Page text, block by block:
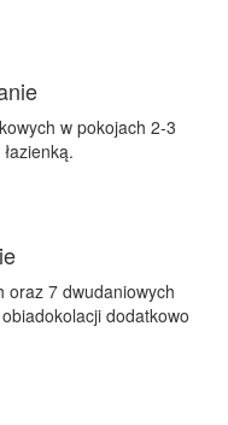
w pokojach 2-3
oraz 7 dwudaniowych
dodatkowo